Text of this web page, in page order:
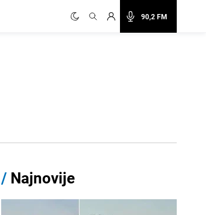
90,2 FM
/ Najnovije